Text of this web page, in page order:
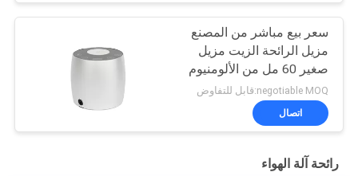
سعر بيع مباشر من المصنع
مزيل الرائحة الزيت مزيل
صغير 60 مل من الألومنيوم
negotiable MOQ:قابل للتفاوض
اتصال
رائحة آلة الهواء